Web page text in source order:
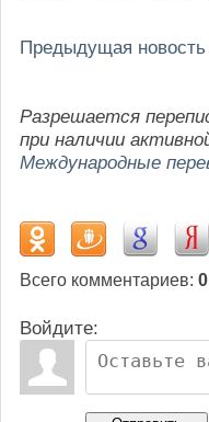
Предыдущая новость
Разрешается
при наличии
Международные
Всего комментариев: 0
Войдите: